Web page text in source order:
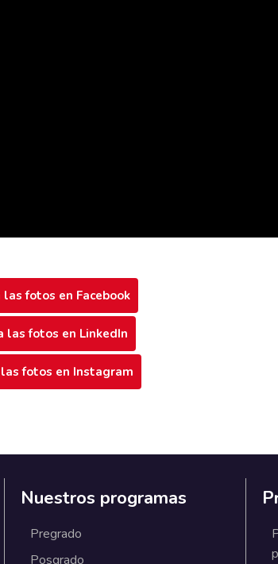
las fotos en Facebook
las fotos en LinkedIn
fotos en Instagram
Nuestros programas
Pregrado
Posgrado